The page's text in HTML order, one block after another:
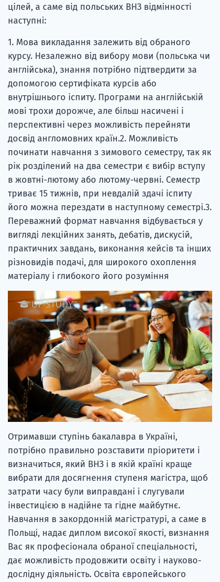
цілей, а саме від польських ВНЗ відмінності
наступні:
1. Мова викладання залежить від обраного
курсу. Незалежно від вибору мови (польська чи
англійська), знання потрібно підтвердити за
допомогою сертифіката курсів або
внутрішнього іспиту. Програми на англійській
мові трохи дорожче, але більш насичені і
перспективні через можливість перейняти
досвід англомовних країн.2. Можливість
починати навчання з зимового семестру, так як
рік розділений на два семестри є вибір вступу
в жовтні-лютому або лютому-червні. Семестр
триває 15 тижнів, при невдалій здачі іспиту
його можна перездати в наступному семестрі.3.
Переважний формат навчання відбувається у
вигляді лекційних занять, дебатів, дискусій,
практичних завдань, виконання кейсів та інших
різновидів подачі, для широкого охоплення
матеріалу і глибокого його розуміння
Отримавши ступінь бакалавра в Україні,
потрібно правильно розставити пріоритети і
визначиться, який ВНЗ і в якій країні краще
вибрати для досягнення ступеня магістра, щоб
затрати часу були виправдані і слугували
інвестицією в надійне та гідне майбутнє.
Навчання в закордонній магістратурі, а саме в
Польщі, надає диплом високої якості, визнання
Вас як професіонала обраної спеціальності,
дає можливість продовжити освіту і науково-
дослідну діяльність. Освіта європейського